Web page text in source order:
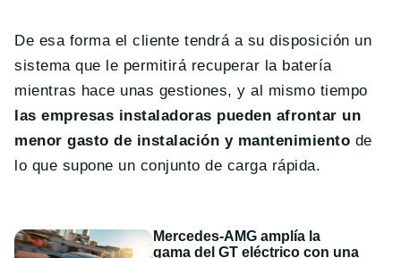
De esa forma el cliente tendrá a su disposición un
sistema que le permitirá recuperar la batería
mientras hace unas gestiones, y al mismo tiempo
las empresas instaladoras pueden afrontar un
menor gasto de instalación y mantenimiento de
lo que supone un conjunto de carga rápida.
Mercedes-AMG amplía la
gama del GT eléctrico con una